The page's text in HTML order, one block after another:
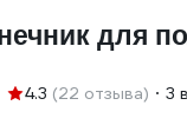
для
4.3 (22 отзыва) 3